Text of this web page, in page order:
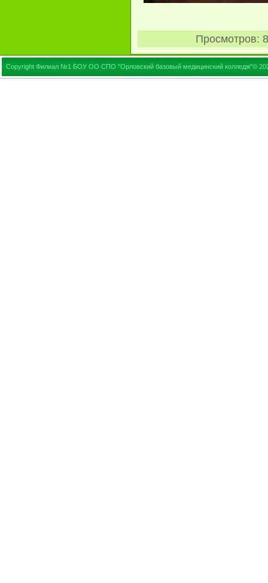
Просмотров:
Copyright Филиал №1 БОУ ОО СПО "Орловский базовый медицинский колледж"©